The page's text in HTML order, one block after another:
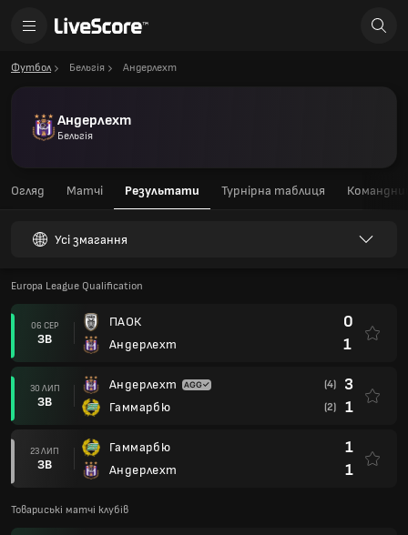
Футбол Бельгія Андерлехт
Андерлехт
Бельгія
Огляд Матчі Результати Турнірна таблиця
Усі змагання
Europa League Qualification
06 СЕР
ЗВ
ПАОК
Андерлехт
0
1
30 ЛИП
ЗВ
Андерлехт
Гаммарбю
(4) 3
(2) 1
23 ЛИП
ЗВ
Гаммарбю
Андерлехт
1
1
Товариські матчі клубів